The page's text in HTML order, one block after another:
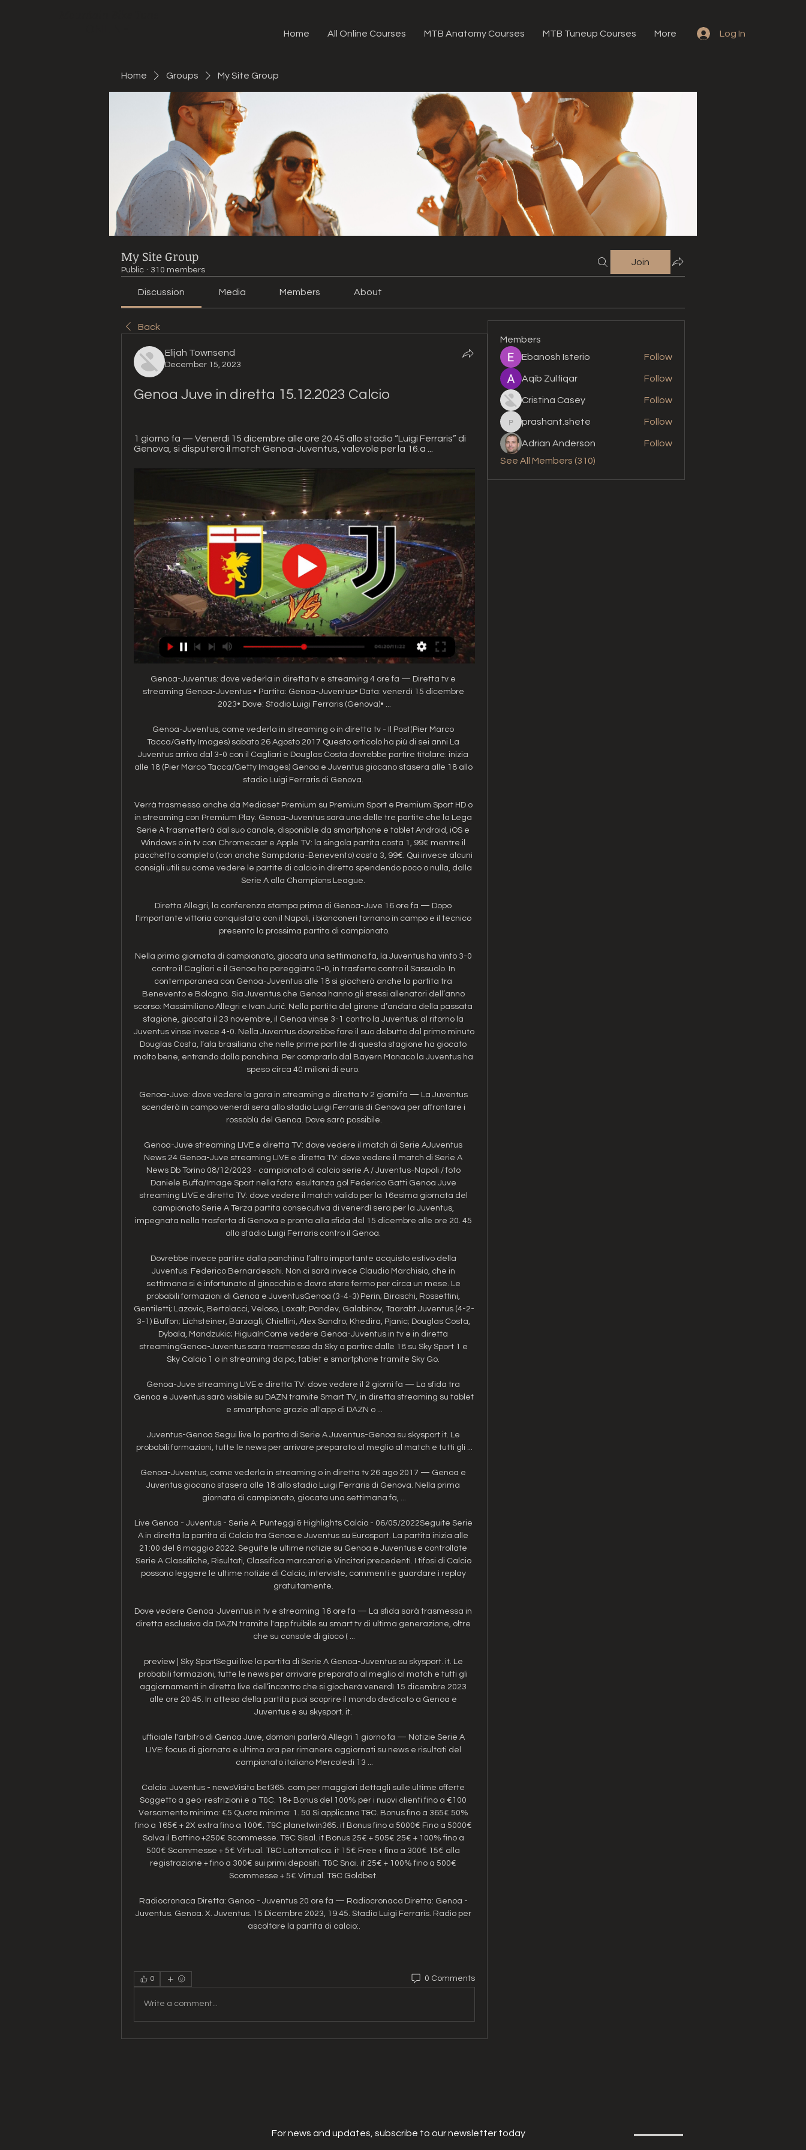
Home All Online Courses MTB Anatomy Courses MTB Tuneup Courses More Log In
Home Groups My Site Group
My Site Group
Public · 310 members
Join
Discussion Media Members About
Back
Elijah Townsend
December 15, 2023
Genoa Juve in diretta 15.12.2023 Calcio
1 giorno fa — Venerdì 15 dicembre alle ore 20.45 allo stadio “Luigi Ferraris” di
Genova, si disputerà il match Genoa-Juventus, valevole per la 16.a ...
Genoa-Juventus: dove vederla in diretta tv e streaming 4 ore fa — Diretta tv e
streaming Genoa-Juventus • Partita: Genoa-Juventus• Data: venerdì 15 dicembre
2023• Dove: Stadio Luigi Ferraris (Genova)• ...
Genoa-Juventus, come vederla in streaming o in diretta tv - Il Post(Pier Marco
Tacca/Getty Images) sabato 26 Agosto 2017 Questo articolo ha più di sei anni La
Juventus arriva dal 3-0 con il Cagliari e Douglas Costa dovrebbe partire titolare: inizia
alle 18 (Pier Marco Tacca/Getty Images) Genoa e Juventus giocano stasera alle 18 allo
stadio Luigi Ferraris di Genova.
Verrà trasmessa anche da Mediaset Premium su Premium Sport e Premium Sport HD o
in streaming con Premium Play. Genoa-Juventus sarà una delle tre partite che la Lega
Serie A trasmetterà dal suo canale, disponibile da smartphone e tablet Android, iOS e
Windows o in tv con Chromecast e Apple TV: la singola partita costa 1, 99€ mentre il
pacchetto completo (con anche Sampdoria-Benevento) costa 3, 99€. Qui invece alcuni
consigli utili su come vedere le partite di calcio in diretta spendendo poco o nulla, dalla
Serie A alla Champions League.
Diretta Allegri, la conferenza stampa prima di Genoa-Juve 16 ore fa — Dopo
l'importante vittoria conquistata con il Napoli, i bianconeri tornano in campo e il tecnico
presenta la prossima partita di campionato.
Nella prima giornata di campionato, giocata una settimana fa, la Juventus ha vinto 3-0
contro il Cagliari e il Genoa ha pareggiato 0-0, in trasferta contro il Sassuolo. In
contemporanea con Genoa-Juventus alle 18 si giocherà anche la partita tra
Benevento e Bologna. Sia Juventus che Genoa hanno gli stessi allenatori dell’anno
scorso: Massimiliano Allegri e Ivan Jurić. Nella partita del girone d’andata della passata
stagione, giocata il 23 novembre, il Genoa vinse 3-1 contro la Juventus; al ritorno la
Juventus vinse invece 4-0. Nella Juventus dovrebbe fare il suo debutto dal primo minuto
Douglas Costa, l’ala brasiliana che nelle prime partite di questa stagione ha giocato
molto bene, entrando dalla panchina. Per comprarlo dal Bayern Monaco la Juventus ha
speso circa 40 milioni di euro.
Genoa-Juve: dove vedere la gara in streaming e diretta tv 2 giorni fa — La Juventus
scenderà in campo venerdì sera allo stadio Luigi Ferraris di Genova per affrontare i
rossoblù del Genoa. Dove sarà possibile.
Genoa-Juve streaming LIVE e diretta TV: dove vedere il match di Serie AJuventus
News 24 Genoa-Juve streaming LIVE e diretta TV: dove vedere il match di Serie A
News Db Torino 08/12/2023 - campionato di calcio serie A / Juventus-Napoli / foto
Daniele Buffa/Image Sport nella foto: esultanza gol Federico Gatti Genoa Juve
streaming LIVE e diretta TV: dove vedere il match valido per la 16esima giornata del
campionato Serie A Terza partita consecutiva di venerdì sera per la Juventus,
impegnata nella trasferta di Genova e pronta alla sfida del 15 dicembre alle ore 20. 45
allo stadio Luigi Ferraris contro il Genoa.
Dovrebbe invece partire dalla panchina l’altro importante acquisto estivo della
Juventus: Federico Bernardeschi. Non ci sarà invece Claudio Marchisio, che in
settimana si è infortunato al ginocchio e dovrà stare fermo per circa un mese. Le
probabili formazioni di Genoa e JuventusGenoa (3-4-3) Perin; Biraschi, Rossettini,
Gentiletti; Lazovic, Bertolacci, Veloso, Laxalt; Pandev, Galabinov, Taarabt Juventus (4-2-
3-1) Buffon; Lichsteiner, Barzagli, Chiellini, Alex Sandro; Khedira, Pjanic; Douglas Costa,
Dybala, Mandzukic; HiguaínCome vedere Genoa-Juventus in tv e in diretta
streamingGenoa-Juventus sarà trasmessa da Sky a partire dalle 18 su Sky Sport 1 e
Sky Calcio 1 o in streaming da pc, tablet e smartphone tramite Sky Go.
Genoa-Juve streaming LIVE e diretta TV: dove vedere il 2 giorni fa — La sfida tra
Genoa e Juventus sarà visibile su DAZN tramite Smart TV, in diretta streaming su tablet
e smartphone grazie all'app di DAZN o ...
Juventus-Genoa Segui live la partita di Serie A Juventus-Genoa su skysport.it. Le
probabili formazioni, tutte le news per arrivare preparato al meglio al match e tutti gli ...
Genoa-Juventus, come vederla in streaming o in diretta tv 26 ago 2017 — Genoa e
Juventus giocano stasera alle 18 allo stadio Luigi Ferraris di Genova. Nella prima
giornata di campionato, giocata una settimana fa, ...
Live Genoa - Juventus - Serie A: Punteggi & Highlights Calcio - 06/05/2022Seguite Serie
A in diretta la partita di Calcio tra Genoa e Juventus su Eurosport. La partita inizia alle
21:00 del 6 maggio 2022. Seguite le ultime notizie su Genoa e Juventus e controllate
Serie A Classifiche, Risultati, Classifica marcatori e Vincitori precedenti. I tifosi di Calcio
possono leggere le ultime notizie di Calcio, interviste, commenti e guardare i replay
gratuitamente.
Dove vedere Genoa-Juventus in tv e streaming 16 ore fa — La sfida sarà trasmessa in
diretta esclusiva da DAZN tramite l'app fruibile su smart tv di ultima generazione, oltre
che su console di gioco ( ...
preview | Sky SportSegui live la partita di Serie A Genoa-Juventus su skysport. it. Le
probabili formazioni, tutte le news per arrivare preparato al meglio al match e tutti gli
aggiornamenti in diretta live dell’incontro che si giocherà venerdì 15 dicembre 2023
alle ore 20:45. In attesa della partita puoi scoprire il mondo dedicato a Genoa e
Juventus e su skysport. it.
ufficiale l'arbitro di Genoa Juve, domani parlerà Allegri 1 giorno fa — Notizie Serie A
LIVE: focus di giornata e ultima ora per rimanere aggiornati su news e risultati del
campionato italiano Mercoledì 13 ...
Calcio: Juventus - newsVisita bet365. com per maggiori dettagli sulle ultime offerte
Soggetto a geo-restrizioni e a T&C. 18+ Bonus del 100% per i nuovi clienti fino a €100
Versamento minimo: €5 Quota minima: 1. 50 Si applicano T&C. Bonus fino a 365€ 50%
fino a 165€ + 2X extra fino a 100€. T&C planetwin365. it Bonus fino a 5000€ Fino a 5000€
Salva il Bottino +250€ Scommesse. T&C Sisal. it Bonus 25€ + 505€ 25€ + 100% fino a
500€ Scommesse + 5€ Virtual. T&C Lottomatica. it 15€ Free + fino a 300€ 15€ alla
registrazione + fino a 300€ sui primi depositi. T&C Snai. it 25€ + 100% fino a 500€
Scommesse + 5€ Virtual. T&C Goldbet.
Radiocronaca Diretta: Genoa - Juventus 20 ore fa — Radiocronaca Diretta: Genoa -
Juventus. Genoa. X. Juventus. 15 Dicembre 2023, 19:45. Stadio Luigi Ferraris. Radio per
ascoltare la partita di calcio:.
0 0 Comments
Write a comment...
Members
Ebanosh Isterio
Follow
Aqib Zulfiqar Follow
Cristina Casey Follow
prashant.shete
prashant.shete Follow
Adrian Anderson
Follow
See All Members (310)
For news and updates, subscribe to our newsletter today